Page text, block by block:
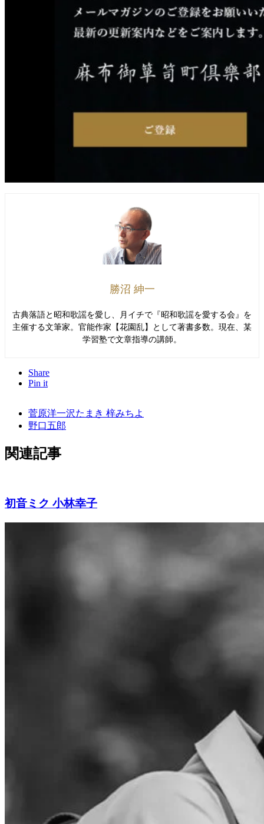
勝沼 紳一
古典落語と昭和歌謡を愛し、月イチで『昭和歌謡を愛する会』を
主催する文筆家。官能作家【花園乱】として著書多数。現在、某
学習塾で文章指導の講師。
Share
Pin it
菅原洋一沢たまき 梓みちよ
野口五郎
関連記事
初音ミク 小林幸子